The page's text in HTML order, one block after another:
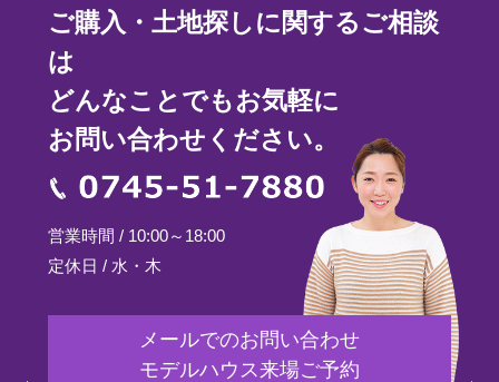
ご購入・土地探しに関するご相談
は
どんなことでもお気軽に
お問い合わせください。
0745-51-7880
営業時間 / 10:00～18:00
定休日 / 水・木
メールでのお問い合わせ
モデルハウス来場ご予約